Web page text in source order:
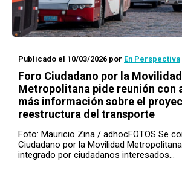
Publicado el 10/03/2026 por En Perspectiva
Foro Ciudadano por la Movilidad
Metropolitana pide reunión con
más información sobre el
reestructura del transporte
Foto: Mauricio Zina / adhocFOTOS Se
Ciudadano por la Movilidad
integrado por ciudadanos interesados…